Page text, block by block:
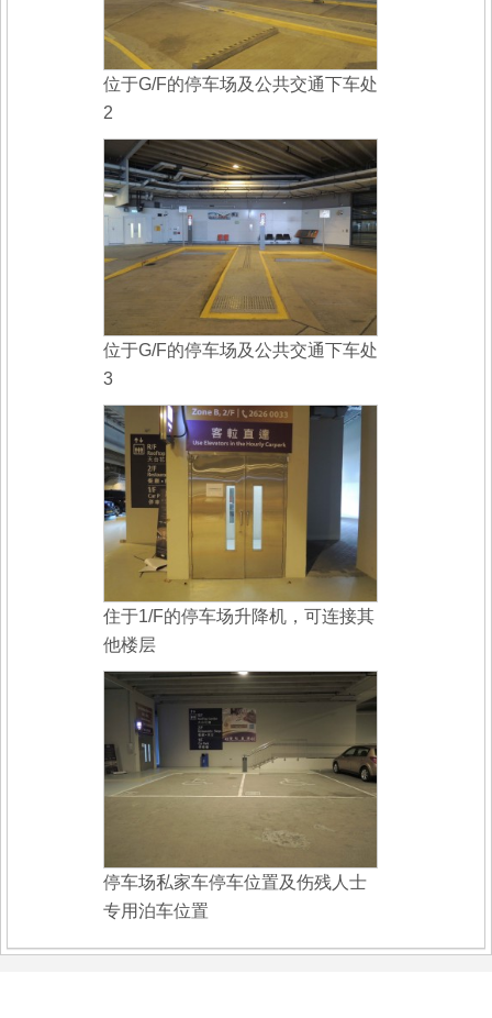
位于G/F的停车场及公共交通下车处
2
位于G/F的停车场及公共交通下车处
3
住于1/F的停车场升降机，可连接其
他楼层
停车场私家车停车位置及伤残人士
专用泊车位置